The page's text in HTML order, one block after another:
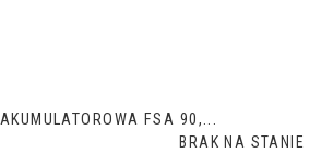
BRAK NA STANIE